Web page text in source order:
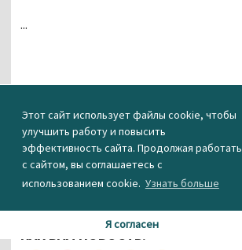
Этот сайт использует файлы cookie, чтобы
улучшить работу и повысить
эффективность сайта. Продолжая работать
с сайтом, вы соглашаетесь с
использованием cookie. Узнать больше
Я согласен
...
КАК ВАМ НОВОСТЬ?